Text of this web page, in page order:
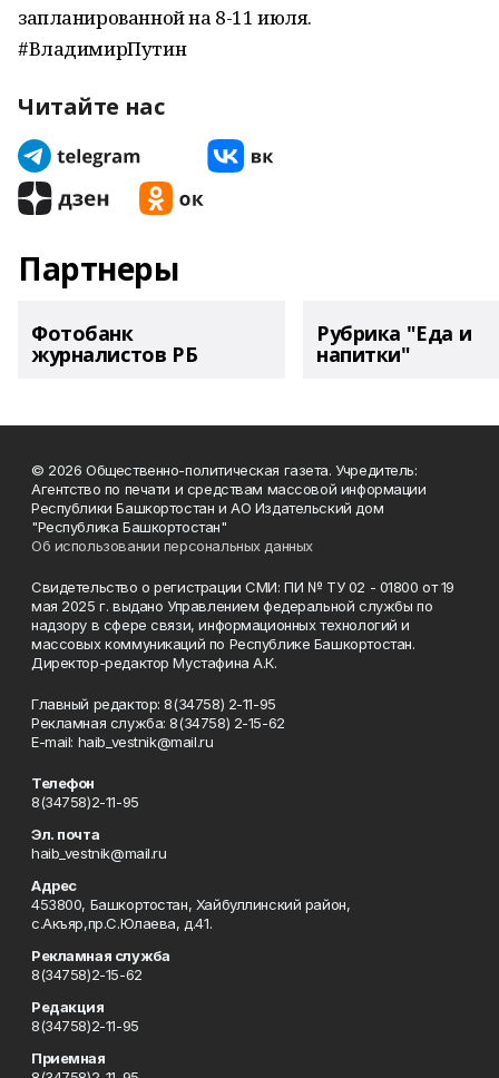
запланированной на 8-11 июля.
#ВладимирПутин
Читайте нас
Партнеры
Фотобанк
журналистов РБ
Рубрика "Еда и
напитки"
© 2026 Общественно-политическая газета. Учредитель:
Агентство по печати и средствам массовой информации
Республики Башкортостан и АО Издательский дом
"Республика Башкортостан"
Об использовании персональных данных
Свидетельство о регистрации СМИ: ПИ № ТУ 02 - 01800 от 19
мая 2025 г. выдано Управлением федеральной службы по
надзору в сфере связи, информационных технологий и
массовых коммуникаций по Республике Башкортостан.
Директор-редактор Мустафина А.К.
Главный редактор: 8(34758) 2-11-95
Рекламная служба: 8(34758) 2-15-62
Е-mаil: haib_vestnik@mail.ru
Телефон
8(34758)2-11-95
Эл. почта
haib_vestnik@mail.ru
Адрес
453800, Башкортостан, Хайбуллинский район,
с.Акъяр,пр.С.Юлаева, д.41.
Рекламная служба
8(34758)2-15-62
Редакция
8(34758)2-11-95
Приемная